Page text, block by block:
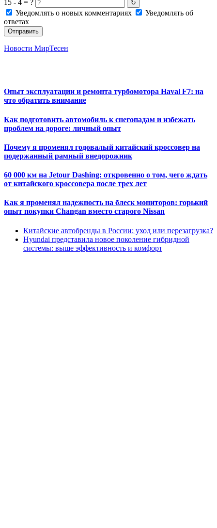
15 - 4 = ? ↻
Уведомлять о новых комментариях
Уведомлять об
ответах
Отправить
Новости МирТесен
Опыт эксплуатации и ремонта турбомотора Haval F7: на
что обратить внимание
Как подготовить автомобиль к снегопадам и избежать
проблем на дороге: личный опыт
Почему я променял годовалый китайский кроссовер на
подержанный рамный внедорожник
60 000 км на Jetour Dashing: откровенно о том, чего ждать
от китайского кроссовера после трех лет
Как я променял надежность на блеск мониторов: горький
опыт покупки Changan вместо старого Nissan
Китайские автобренды в России: уход или перезагрузка?
Hyundai представила новое поколение гибридной
системы: выше эффективность и комфорт